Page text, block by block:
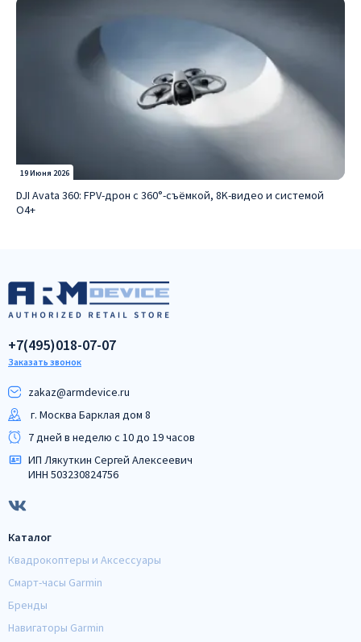
19 Июня 2026
DJI Avata 360: FPV-дрон с 360°-съёмкой, 8K-видео и системой
O4+
+7(495)018-07-07
Заказать звонок
zakaz@armdeviсe.ru
г. Москва Барклая дом 8
7 дней в неделю с 10 до 19 часов
ИП Лякуткин Сергей Алексеевич
ИНН 503230824756
Каталог
Квадрокоптеры и Аксессуары
Смарт-часы Garmin
Бренды
Навигаторы Garmin